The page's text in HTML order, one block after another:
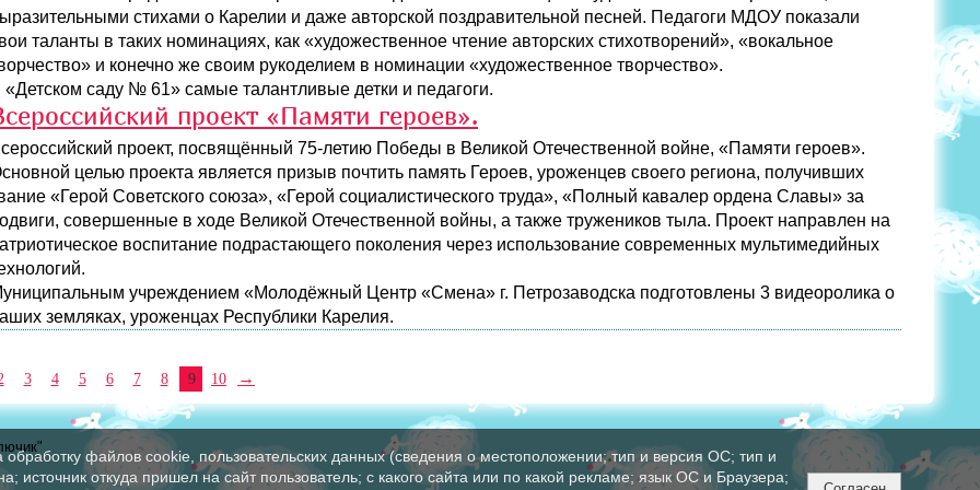
стихами о Карелии и даже авторской поздравительной песней. Педагоги МДОУ показали
таланты в таких номинациях, как «художественное чтение авторских стихотворений», «вокальное
и конечно же своим рукоделием в номинации «художественное творчество».
«Детском саду № 61» самые талантливые детки и педагоги.
проект «Памяти героев».
проект, посвящённый 75-летию Победы в Великой Отечественной войне, «Памяти героев».
целью проекта является призыв почтить память Героев, уроженцев своего региона, получивших
«Герой Советского союза», «Герой социалистического труда», «Полный кавалер ордена Славы» за
совершенные в ходе Великой Отечественной войны, а также тружеников тыла. Проект направлен на
воспитание подрастающего поколения через использование современных мультимедийных
учреждением «Молодёжный Центр «Смена» г. Петрозаводска подготовлены 3 видеоролика о
земляках, уроженцах Республики Карелия.
3 4 5 6 7 8 9 10 →
файлов cookie, пользовательских данных (сведения о местоположении; тип и версия ОС; тип и
источник откуда пришел на сайт пользователь; с какого сайта или по какой рекламе; язык ОС и Браузера;